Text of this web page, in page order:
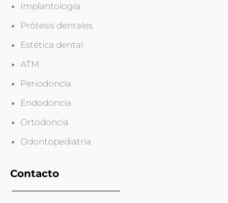
Implantología
Prótesis dentales
Estética dental
ATM
Periodoncia
Endodoncia
Ortodoncia
Odontopediatría
Contacto